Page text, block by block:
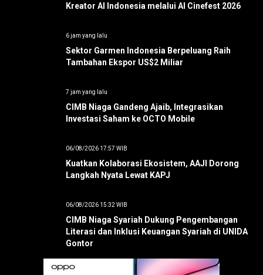
Kreator AI Indonesia melalui AI Cinefest 2026
6 jam yang lalu
Sektor Garmen Indonesia Berpeluang Raih
Tambahan Ekspor US$2 Miliar
7 jam yang lalu
CIMB Niaga Gandeng Ajaib, Integrasikan
Investasi Saham ke OCTO Mobile
06/08/2026 17:57 WIB
Kuatkan Kolaborasi Ekosistem, AAJI Dorong
Langkah Nyata Lewat KAPJ
06/08/2026 15:32 WIB
CIMB Niaga Syariah Dukung Pengembangan
Literasi dan Inklusi Keuangan Syariah di UNIDA
Gontor